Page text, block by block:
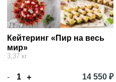
Кейтеринг «Пир на весь
мир»
3,37 кг
- + 14 550 ₽